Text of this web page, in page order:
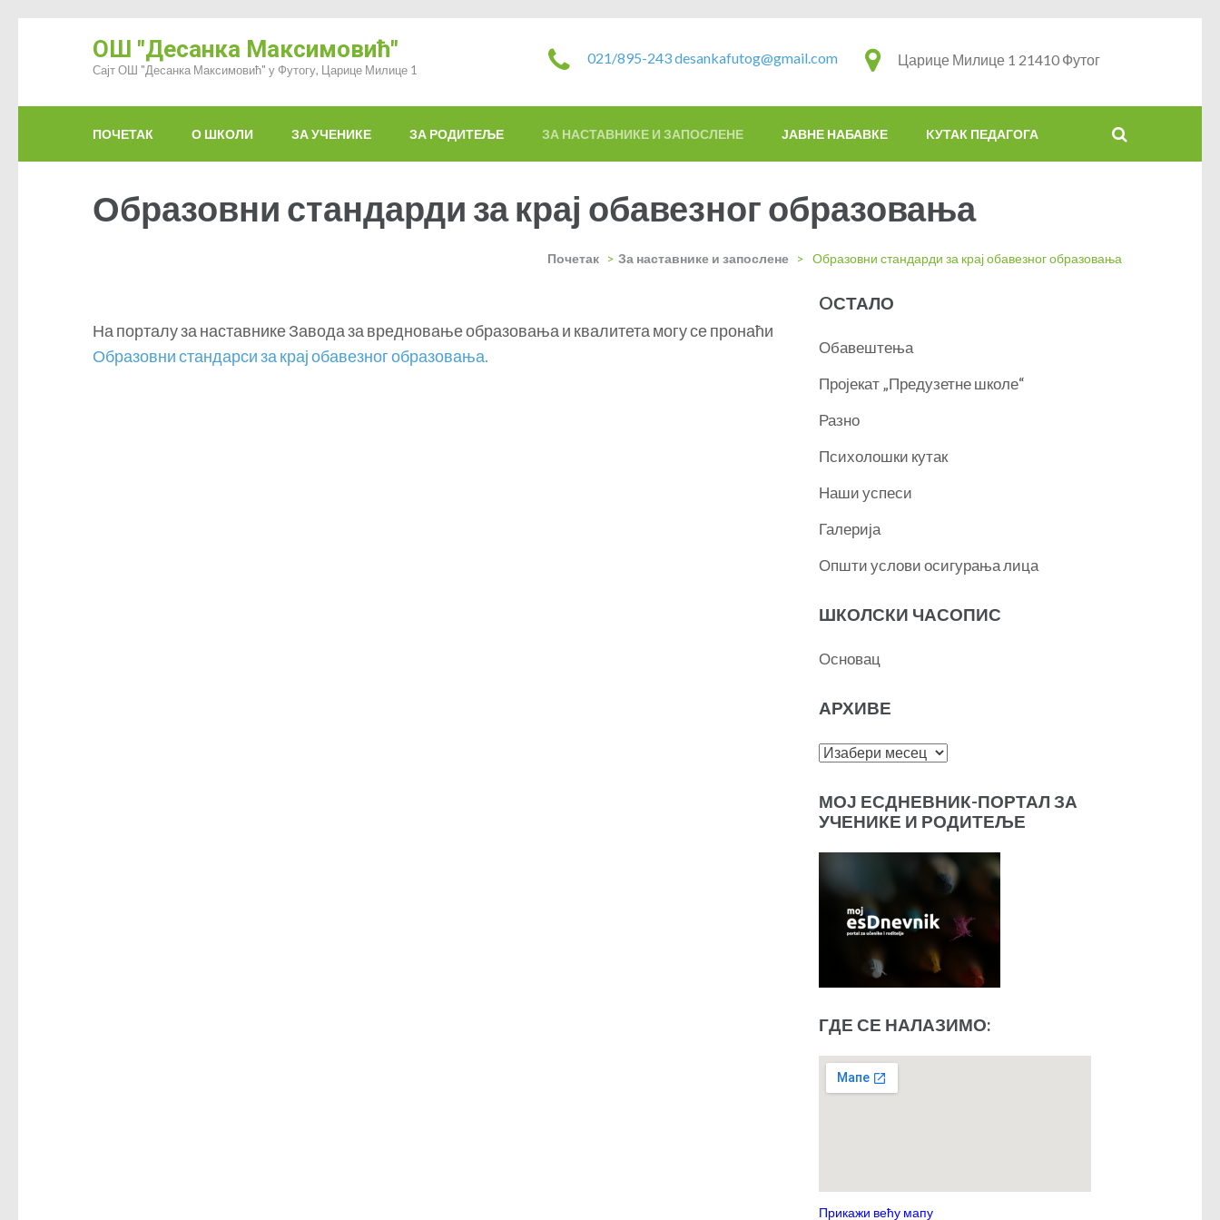
ОШ "Десанка Максимовић"
Сајт ОШ "Десанка Максимовић" у Футогу, Царице Милице 1
Царице Милице 1 21410 Футог
021/895-243desankafutog@gmail.com
ПОЧЕТАК О ШКОЛИ ЗА УЧЕНИКЕ ЗА РОДИТЕЉЕ ЗА НАСТАВНИКЕ И ЗАПОСЛЕНЕ ЈАВНЕ НАБАВКЕ KУТАК ПЕДАГОГА
Образовни стандарди за крај обавезног образовања
Почетак > За наставнике и запослене > Образовни стандарди за крај обавезног образовања
На порталу за наставнике Завода за вредновање образовања и квалитета могу се пронаћи
Образовни стандарси за крај обавезног образовања.
OСТАЛО
Обавештења
Пројекат „Предузетне школе“
Разно
Психолошки кутак
Наши успеси
Галерија
Општи услови осигурања лица
ШКОЛСКИ ЧАСОПИС
Основац
АРХИВЕ
Архиве
МОЈ ЕСДНЕВНИК-ПОРТАЛ ЗА
УЧЕНИКЕ И РОДИТЕЉЕ
ГДЕ СЕ НАЛАЗИМО:
Прикажи већу мапу